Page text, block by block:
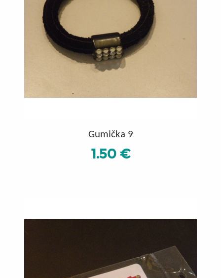
Gumička 9
1.50 €